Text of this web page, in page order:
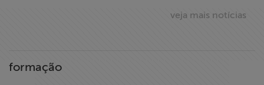
veja mais notícias
formação